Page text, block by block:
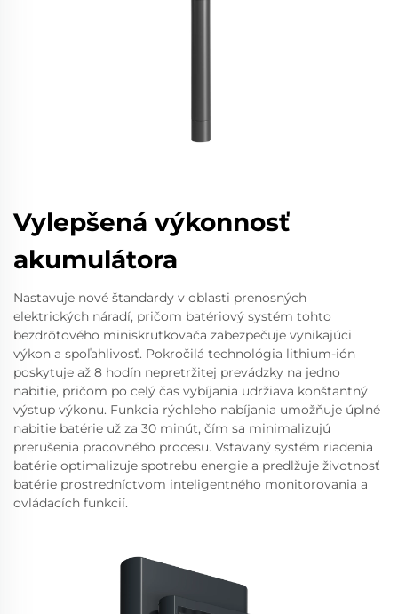
Vylepšená výkonnosť
akumulátora
Nastavuje nové štandardy v oblasti prenosných
elektrických náradí, pričom batériový systém tohto
bezdrôtového miniskrutkovača zabezpečuje vynikajúci
výkon a spoľahlivosť. Pokročilá technológia lithium-ión
poskytuje až 8 hodín nepretržitej prevádzky na jedno
nabitie, pričom po celý čas vybíjania udržiava konštantný
výstup výkonu. Funkcia rýchleho nabíjania umožňuje úplné
nabitie batérie už za 30 minút, čím sa minimalizujú
prerušenia pracovného procesu. Vstavaný systém riadenia
batérie optimalizuje spotrebu energie a predlžuje životnosť
batérie prostredníctvom inteligentného monitorovania a
ovládacích funkcií.